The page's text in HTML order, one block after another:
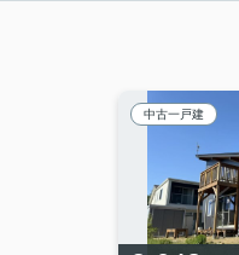
中古一戸建